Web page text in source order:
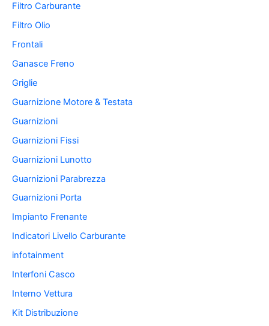
Filtro Carburante
Filtro Olio
Frontali
Ganasce Freno
Griglie
Guarnizione Motore & Testata
Guarnizioni
Guarnizioni Fissi
Guarnizioni Lunotto
Guarnizioni Parabrezza
Guarnizioni Porta
Impianto Frenante
Indicatori Livello Carburante
infotainment
Interfoni Casco
Interno Vettura
Kit Distribuzione